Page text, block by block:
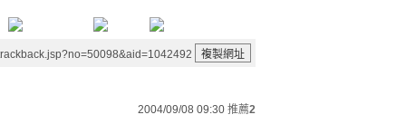
2004/09/08 09:30 推薦2